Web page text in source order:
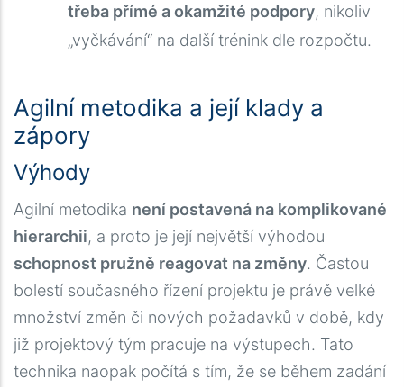
třeba přímé a okamžité podpory, nikoliv
„vyčkávání“ na další trénink dle rozpočtu.
Agilní metodika a její klady a
zápory
Výhody
Agilní metodika není postavená na komplikované
hierarchii, a proto je její největší výhodou
schopnost pružně reagovat na změny. Častou
bolestí současného řízení projektu je právě velké
množství změn či nových požadavků v době, kdy
již projektový tým pracuje na výstupech. Tato
technika naopak počítá s tím, že se během zadání